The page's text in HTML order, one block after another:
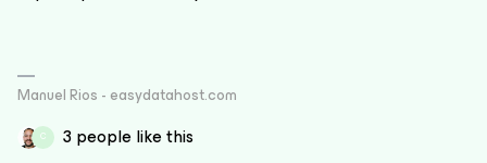
Manuel Rios - easydatahost.com
C 3 people like this